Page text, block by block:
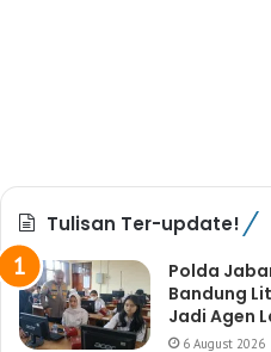
Tulisan Ter-update!
Polda
Bandung
Jadi Agen
6 August 2026